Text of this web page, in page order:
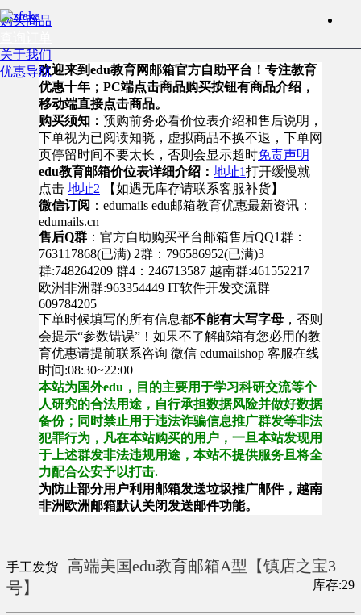
购买商品
关于我们
优惠导航欢迎来到edu教育网邮箱官方自助平台！专注教育
优惠十年；PC端点击商品购买按钮有商品介绍，
移动端直接点击商品。
购买须知： 预购前务必看价位表介绍和售后说明，
下单视为已阅读知晓，虚拟商品不换不退，下单网
页停留时间不要太长，否则会显示超时免责声明
edu教育邮箱价位表详细介绍： 地址1打开缓慢就
点击 地址2 【如遇无库存请联系客服补货】
微信订阅 ：edumails edu邮箱教育优惠最新资讯：
edumails.cn
售后Q群 ：官方自助购买平台邮箱售后QQ1群：
763117868(已满) 2群：796586952(已满)3
群:748264209 群4：246713587 越南群:461552217
欧洲非洲群:963354449 IT软件开发交流群
609784205
下单时候填写的所有信息都不能有大写字母 ，否则
会提示“参数错误”！如果不了解邮箱有您必用的教
育优惠请提前联系咨询 微信 edumailshop 客服在线
时间:08:30~22:00
本站为国外edu，目的主要用于学习科研交流等个
人研究的合法用途，自行承担数据风险并做好数据
备份；同时禁止用于违法诈骗信息推广群发等非法
犯罪行为，凡在本站购买的用户，一旦本站发现用
于上述群发非法违规用途，本站不提供服务且将全
力配合公安予以打击.
为防止部分用户利用邮箱发送垃圾推广邮件，越南
非洲欧洲邮箱默认关闭发送邮件功能。
手工发货
高端美国edu教育邮箱A型【镇店之宝3
号】
库存:29